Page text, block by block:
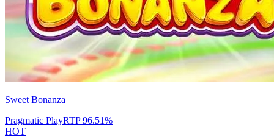
Sweet Bonanza
Pragmatic PlayRTP96.51%
HOT